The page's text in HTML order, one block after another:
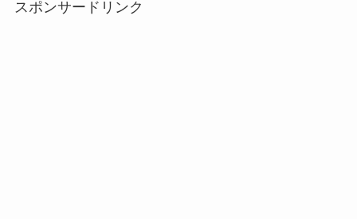
スポンサードリンク